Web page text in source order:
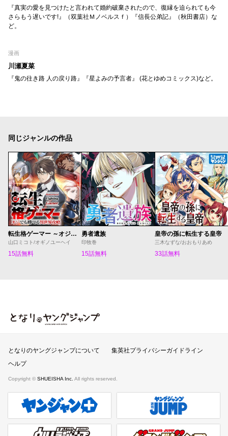
『真実の愛を見つけたと言われて婚約破棄されたので、復縁を迫られても今
さらもう遅いです!』（双葉社Ｍノベルスｆ）『信長公弟記』（秋田書店）な
ど。
漫画
川瀬夏菜
『鬼の往き路 人の戻り路』『星よみの予言者』 (花とゆめコミックス)など。
同じジャンルの作品
転生格ゲーマー ～オジでも勝てる異世界攻略～
山口ミコト/オギノユーヘイ
15話無料
勇者遺族
印牧巻
15話無料
皇帝の孫に転生する皇帝
三木なずな/おおもりあめ
33話無料
となりのヤングジャンプ
となりのヤングジャンプについて
集英社プライバシーガイドライン
ヘルプ
Copyright © SHUEISHA Inc. All rights reserved.
ヤンジャンプラス 週刊ヤングジャンプ公式サイト
ウルトラジャンプ グランドジャンプ